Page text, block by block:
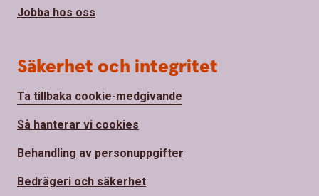
Jobba hos oss
Säkerhet och integritet
Ta tillbaka cookie-medgivande
Så hanterar vi cookies
Behandling av personuppgifter
Bedrägeri och säkerhet